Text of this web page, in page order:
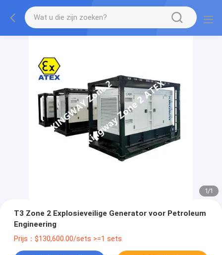
1/1
T3 Zone 2 Explosieveilige Generator voor Petroleum
Engineering
Prijs：$130,600.00/sets >=1 sets